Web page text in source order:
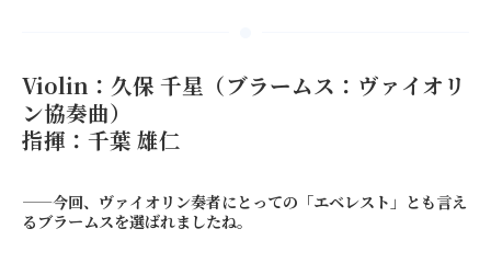
Violin：久保 千星（ブラームス：ヴァイオリ
ン協奏曲）
指揮：千葉 雄仁
——今回、ヴァイオリン奏者にとっての「エベレスト」とも言え
るブラームスを選ばれましたね。